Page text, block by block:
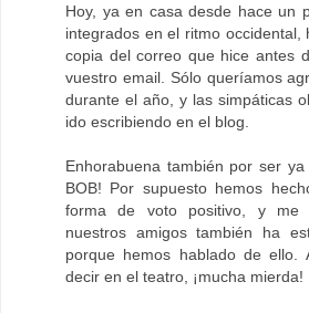
Hoy, ya en casa desde hace un
integrados en el ritmo occidental,
copia del correo que hice antes
vuestro email. Sólo queríamos
durante el año, y las simpáticas
ido escribiendo en el blog.
Enhorabuena también por ser
BOB! Por supuesto hemos
forma de voto positivo, y me
nuestros amigos también ha
porque hemos hablado de ello.
decir en el teatro, ¡mucha mierda!